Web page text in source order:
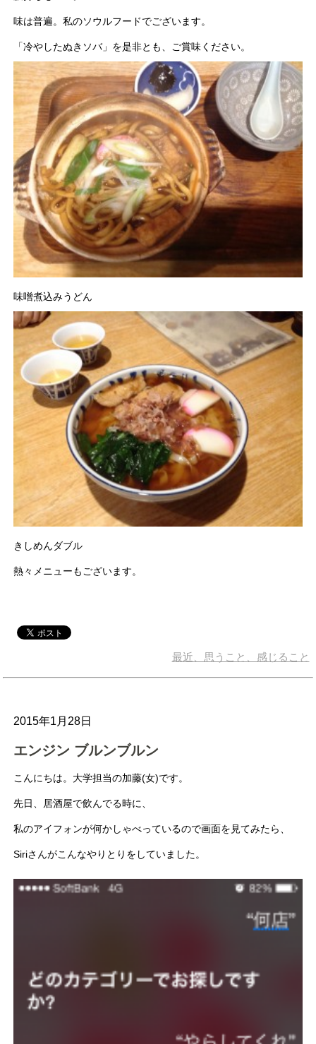
味は普遍。私のソウルフードでございます。
「冷やしたぬきソバ」を是非とも、ご賞味ください。
味噌煮込みうどん
きしめんダブル
熱々メニューもございます。
最近、思うこと、感じること
2015年1月28日
エンジン ブルンブルン
こんにちは。大学担当の加藤(女)です。
先日、居酒屋で飲んでる時に、
私のアイフォンが何かしゃべっているので画面を見てみたら、
Siriさんがこんなやりとりをしていました。